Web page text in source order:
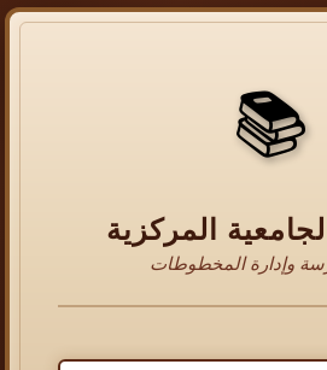
📚
المركزية
وإدارة المخطوطات